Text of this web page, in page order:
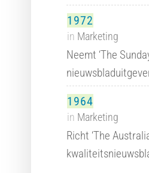
1972
in Marketing
Neemt ‘The
1964
in Marketing
Richt ‘The